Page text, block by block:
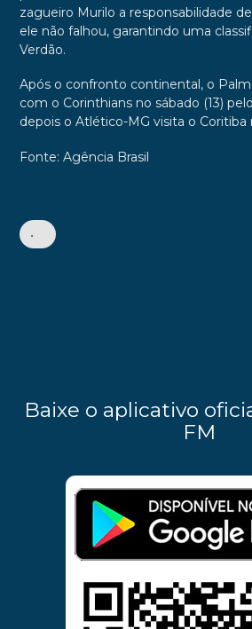
zagueiro Murilo a responsabilidade
ele não falhou, garantindo uma
Verdão.
Após o confronto continental, o
com o Corinthians no sábado (13)
depois o Atlético-MG visita o Coritiba
Fonte: Agência Brasil
•
Baixe o aplicativo
FM